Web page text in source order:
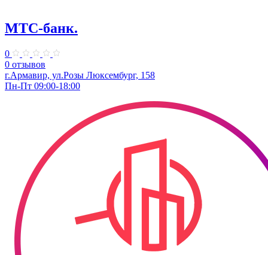
МТС-банк.
0
0 отзывов
г.Армавир, ул.Розы Люксембург, 158
Пн-Пт 09:00-18:00